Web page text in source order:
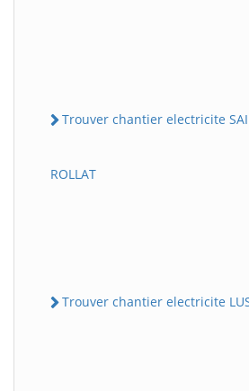
Trouver chantier electricite
ROLLAT
Trouver chantier electricite